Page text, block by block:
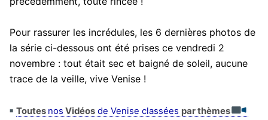
Pour rassurer les incrédules, les 6 dernières photos de
la série ci-dessous ont été prises ce vendredi 2
novembre : tout était sec et baigné de soleil, aucune
trace de la veille, vive Venise !
Toutes nos Vidéosde Venise classées par thèmes